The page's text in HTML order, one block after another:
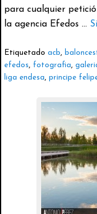
para cualquier
la agencia Efedos …
Etiquetado acb,
efedos, fotografia,
liga endesa, principe